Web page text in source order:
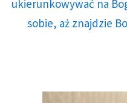
ukierunkowywać na
sobie, aż znajdzie